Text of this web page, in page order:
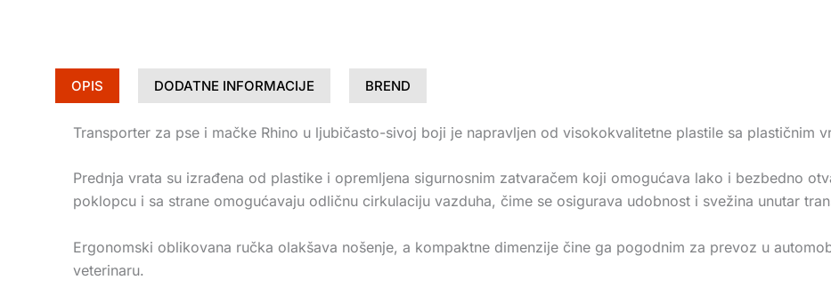
OPIS DODATNE INFORMACIJE BREND
Transporter za pse i mačke Rhino u ljubičasto-sivoj boji je napravljen od visokokvalitetne plastile sa plastičnim
Prednja vrata su izrađena od plastike i opremljena sigurnosnim zatvaračem koji omogućava lako i bezbedno
poklopcu i sa strane omogućavaju odličnu cirkulaciju vazduha, čime se osigurava udobnost i svežina unutar
Ergonomski oblikovana ručka olakšava nošenje, a kompaktne dimenzije čine ga pogodnim za prevoz u
veterinaru.